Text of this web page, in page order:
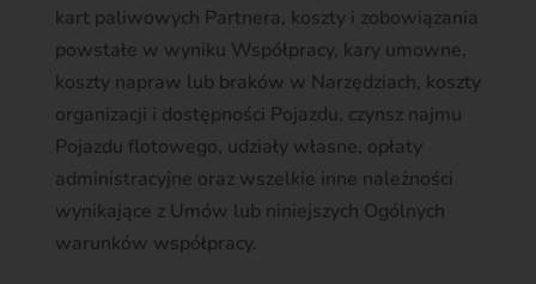
kart paliwowych Partnera, koszty i zobowiązania
powstałe w wyniku Współpracy, kary umowne,
koszty napraw lub braków w Narzędziach, koszty
organizacji i dostępności Pojazdu, czynsz najmu
Pojazdu flotowego, udziały własne, opłaty
administracyjne oraz wszelkie inne należności
wynikające z Umów lub niniejszych Ogólnych
warunków współpracy.